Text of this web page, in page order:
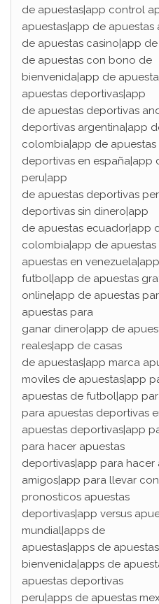
de apuestas|app control
apuestas|app de apuestas
de apuestas casino|app
de apuestas con bono de
bienvenida|app de
apuestas deportivas|app
de apuestas deportivas
deportivas argentina|app
colombia|app de apuestas
deportivas en españa|app
peru|app
de apuestas deportivas
deportivas sin dinero|app
de apuestas ecuador|app
colombia|app de
apuestas en
futbol|app de apuestas
online|app de apuestas
apuestas para
ganar dinero|app de
reales|app de casas
de apuestas|app marca
moviles de apuestas|app
apuestas de futbol|app
para apuestas deportivas
apuestas deportivas|app
para hacer apuestas
deportivas|app para hacer
amigos|app para llevar
pronosticos apuestas
deportivas|app versus
mundial|apps de
apuestas|apps de
bienvenida|apps de
apuestas deportivas
peru|apps de apuestas